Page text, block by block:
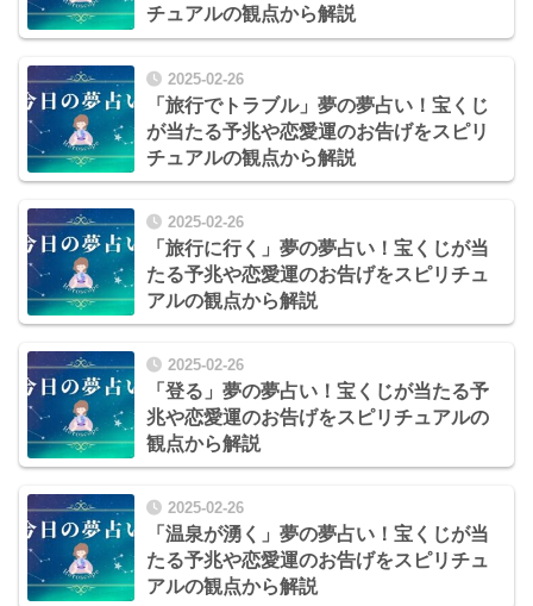
チュアルの観点から解説
2025-02-26
「旅行でトラブル」夢の夢占い！宝くじ
が当たる予兆や恋愛運のお告げをスピリ
チュアルの観点から解説
2025-02-26
「旅行に行く」夢の夢占い！宝くじが当
たる予兆や恋愛運のお告げをスピリチュ
アルの観点から解説
2025-02-26
「登る」夢の夢占い！宝くじが当たる予
兆や恋愛運のお告げをスピリチュアルの
観点から解説
2025-02-26
「温泉が湧く」夢の夢占い！宝くじが当
たる予兆や恋愛運のお告げをスピリチュ
アルの観点から解説